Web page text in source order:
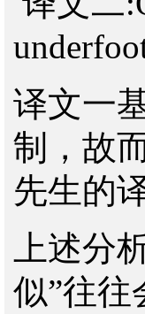
译文一
制，故
先生的
上述分
似”往往